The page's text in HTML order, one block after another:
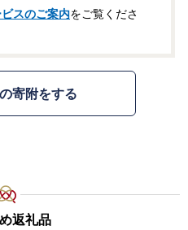
スのご案内をご覧くださ
寄附をする
返礼品